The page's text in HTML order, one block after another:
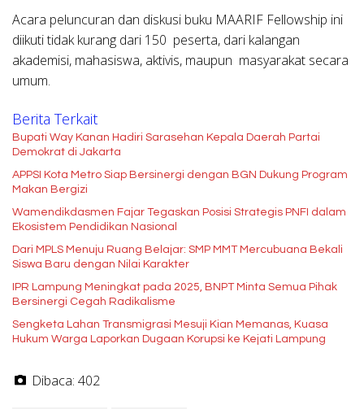
Acara peluncuran dan diskusi buku MAARIF Fellowship ini
diikuti tidak kurang dari 150 peserta, dari kalangan
akademisi, mahasiswa, aktivis, maupun masyarakat secara
umum.
Berita Terkait
Bupati Way Kanan Hadiri Sarasehan Kepala Daerah Partai
Demokrat di Jakarta
APPSI Kota Metro Siap Bersinergi dengan BGN Dukung Program
Makan Bergizi
Wamendikdasmen Fajar Tegaskan Posisi Strategis PNFI dalam
Ekosistem Pendidikan Nasional
Dari MPLS Menuju Ruang Belajar: SMP MMT Mercubuana Bekali
Siswa Baru dengan Nilai Karakter
IPR Lampung Meningkat pada 2025, BNPT Minta Semua Pihak
Bersinergi Cegah Radikalisme
Sengketa Lahan Transmigrasi Mesuji Kian Memanas, Kuasa
Hukum Warga Laporkan Dugaan Korupsi ke Kejati Lampung
Dibaca: 402